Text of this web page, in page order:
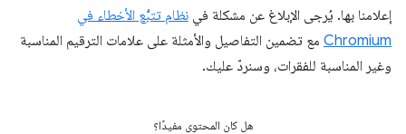
إعلامنا بها. يُرجى الإبلاغ عن مشكلة في نظام تتبُّع الأخطاء في
Chromium مع تضمين التفاصيل والأمثلة على علامات الترقيم المناسبة
وغير المناسبة للفقرات، وسنردّ عليك.
هل كان المحتوى مفيدًا؟